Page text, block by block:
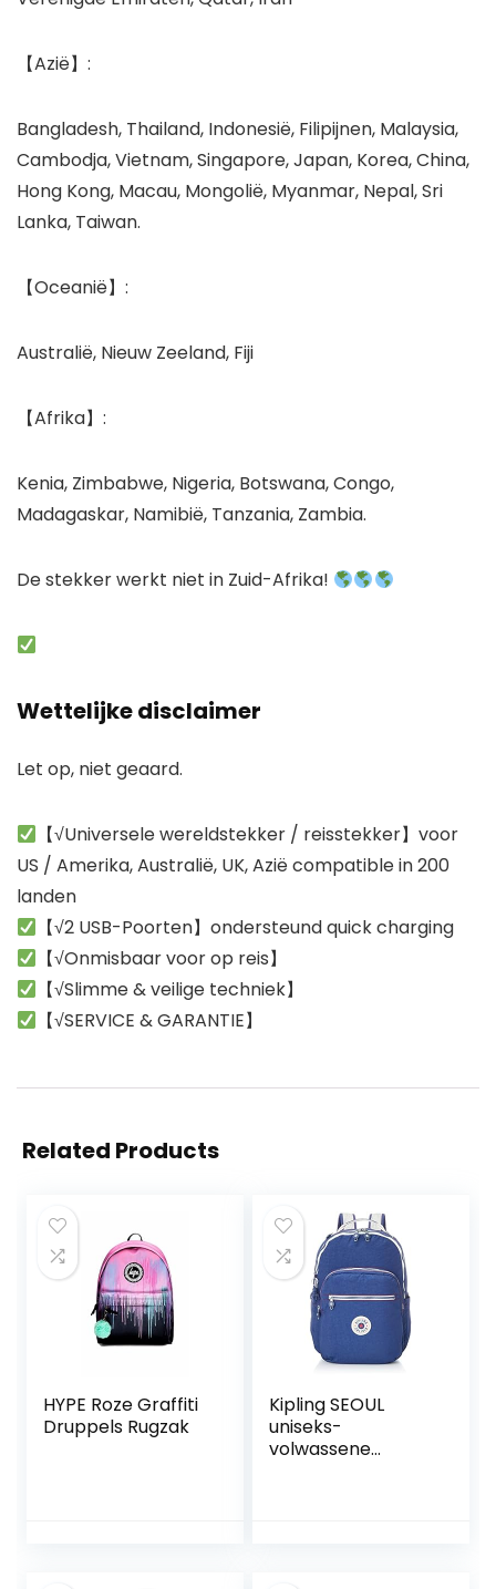
【Azië】:
Bangladesh, Thailand, Indonesië, Filipijnen, Malaysia,
Cambodja, Vietnam, Singapore, Japan, Korea, China,
Hong Kong, Macau, Mongolië, Myanmar, Nepal, Sri
Lanka, Taiwan.
【Oceanië】:
Australië, Nieuw Zeeland, Fiji
【Afrika】:
Kenia, Zimbabwe, Nigeria, Botswana, Congo,
Madagaskar, Namibië, Tanzania, Zambia.
De stekker werkt niet in Zuid-Afrika!
Wettelijke disclaimer
Let op, niet geaard.
【√Universele wereldstekker / reisstekker】voor
US / Amerika, Australië, UK, Azië compatible in 200
landen
【√2 USB-Poorten】ondersteund quick charging
【√Onmisbaar voor op reis】
【√Slimme & veilige techniek】
【√SERVICE & GARANTIE】
Related Products
HYPE Roze Graffiti
Druppels Rugzak
Kipling SEOUL
uniseks-
volwassene